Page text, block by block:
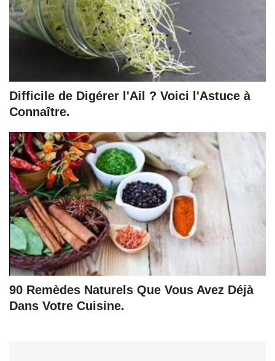
Difficile de Digérer l'Ail ? Voici l'Astuce à
Connaître.
90 Remèdes Naturels Que Vous Avez Déjà
Dans Votre Cuisine.